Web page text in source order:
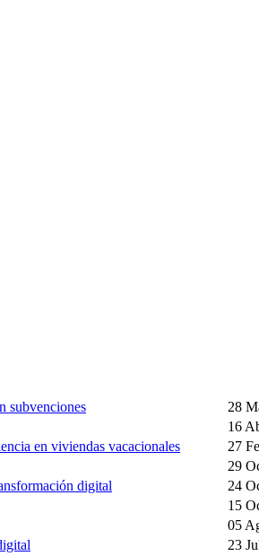
subvenciones
28
16
en viviendas vacacionales
27
29
digital
24
15
05
23